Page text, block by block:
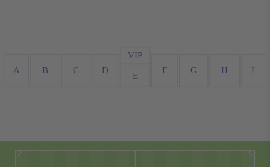
A B C D
E
F G H I
VIP